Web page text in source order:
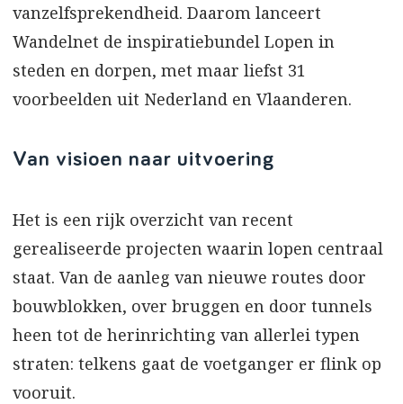
vanzelfsprekendheid. Daarom lanceert
Wandelnet de inspiratiebundel Lopen in
steden en dorpen, met maar liefst 31
voorbeelden uit Nederland en Vlaanderen.
Van visioen naar uitvoering
Het is een rijk overzicht van recent
gerealiseerde projecten waarin lopen centraal
staat. Van de aanleg van nieuwe routes door
bouwblokken, over bruggen en door tunnels
heen tot de herinrichting van allerlei typen
straten: telkens gaat de voetganger er flink op
vooruit.